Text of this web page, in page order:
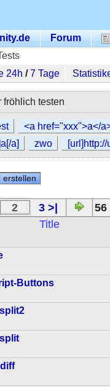
Forum
24h /7 Tage
fröhlich testen
<a href="xxx">a</
a] zwo [url]http://
2 3 >|
Title
Buttons